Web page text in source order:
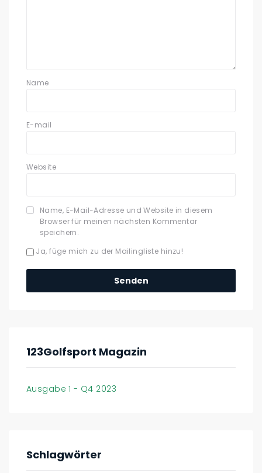
Name
E-mail
Website
Name, E-Mail-Adresse und Website in diesem
Browser für meinen nächsten Kommentar
speichern.
Ja, füge mich zu der Mailingliste hinzu!
123Golfsport Magazin
Ausgabe 1 - Q4 2023
Schlagwörter